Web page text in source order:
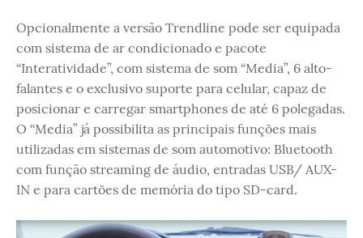
Opcionalmente a versão Trendline pode ser equipada
com sistema de ar condicionado e pacote
“Interatividade”, com sistema de som “Media”, 6 alto-
falantes e o exclusivo suporte para celular, capaz de
posicionar e carregar smartphones de até 6 polegadas.
O “Media” já possibilita as principais funções mais
utilizadas em sistemas de som automotivo: Bluetooth
com função streaming de áudio, entradas USB/ AUX-
IN e para cartões de memória do tipo SD-card.